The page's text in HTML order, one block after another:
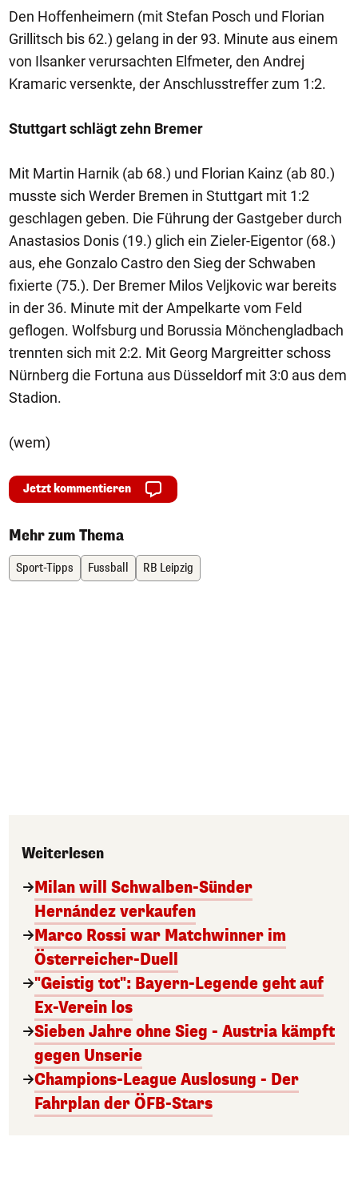
Den Hoffenheimern (mit Stefan Posch und Florian
Grillitsch bis 62.) gelang in der 93. Minute aus einem
von Ilsanker verursachten Elfmeter, den Andrej
Kramaric versenkte, der Anschlusstreffer zum 1:2.
Stuttgart schlägt zehn Bremer
Mit Martin Harnik (ab 68.) und Florian Kainz (ab 80.)
musste sich Werder Bremen in Stuttgart mit 1:2
geschlagen geben. Die Führung der Gastgeber durch
Anastasios Donis (19.) glich ein Zieler-Eigentor (68.)
aus, ehe Gonzalo Castro den Sieg der Schwaben
fixierte (75.). Der Bremer Milos Veljkovic war bereits
in der 36. Minute mit der Ampelkarte vom Feld
geflogen. Wolfsburg und Borussia Mönchengladbach
trennten sich mit 2:2. Mit Georg Margreitter schoss
Nürnberg die Fortuna aus Düsseldorf mit 3:0 aus dem
Stadion.
(wem)
Jetzt kommentieren
Mehr zum Thema
Sport-Tipps Fussball RB Leipzig
Weiterlesen
Milan will Schwalben-Sünder
Hernández verkaufen
Marco Rossi war Matchwinner im
Österreicher-Duell
"Geistig tot": Bayern-Legende geht auf
Ex-Verein los
Sieben Jahre ohne Sieg - Austria kämpft
gegen Unserie
Champions-League Auslosung - Der
Fahrplan der ÖFB-Stars